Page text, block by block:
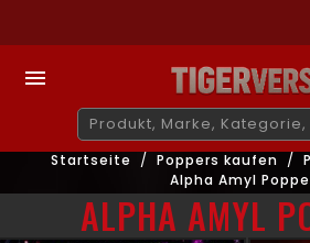

Startseite Poppers kaufen
Alpha Amyl
ALPHA AMYL